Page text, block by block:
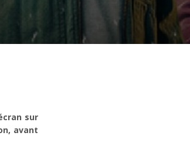
sur
avant